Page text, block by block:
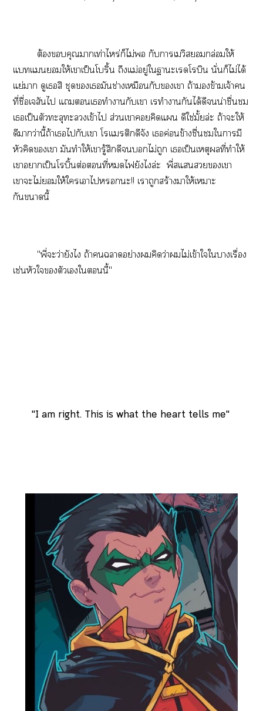
ต้องคุณาเท่าไหร่ก็ไม่ กับาเวิสกล่อมให้
แทแให้เาเป็นโริ้น ถึงแม่อยู่ใาะเโบิน นั่นก็ไม่ได้
แย่า ดูเสิ ชุดเมันช่างเหมือนกับเา ถ้าข้ามเจ้าคน
ที่ชื่อเสันไ แเทำากับเา เรทำากันได้ดีน่าชื่นชม
เเป็นตัวทะลุะเข้าไ ส่วนเาคิดแ ดีใช่มั้ยล่ะ ถ้าะให้
ดีาว่านี้ถ้าเไกับเา โแติกดีจัง เค่อนข้างชื่นชมใามี
หัวคิดเา มันทำให้เารู้สึกดีไม่ถูก เเป็นเหตุที่ทำให้
เาาเป็นโบิ้นต่อที่ไยังไล่ะ พี่สแเา
เาะไม่ให้ใเาไะ!! เาถูกสร้างาให้เาะ
กันานี้
"พี่ะว่ายังไ ถ้าาอย่างคิดว่าไม่เข้าใใาเรื่อง
เช่นหัวใตัวเในี้"
"I am right. This is what the heart tells me"